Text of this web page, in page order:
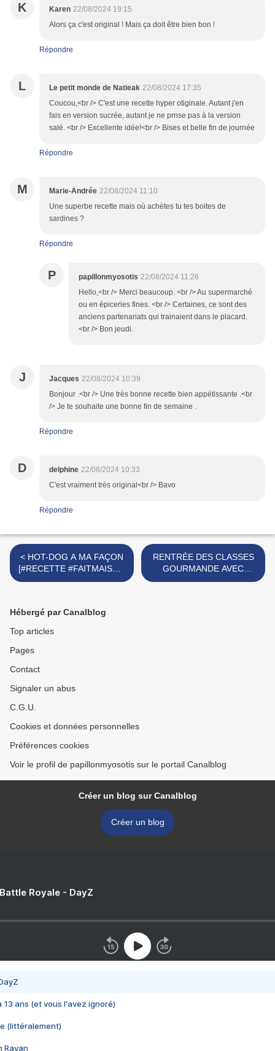
K Karen 22/08/2024 19:15
Alors ça c'est original ! Mais ça doit être bien bon !
Répondre
L Le petit monde de Natieak 22/08/2024 17:35
Coucou,<br /> C'est une recette hyper otiginale. Autant j'en
fais en version sucrée, autant je ne prnse pas à la version
salé. <br /> Excellente idée!<br /> Bises et belle fin de journée
Répondre
M Marie-Andrée 22/08/2024 11:10
Une superbe recette mais où achètes tu tes boites de
sardines ?
Répondre
P papillonmyosotis 22/08/2024 11:26
Hello,<br /> Merci beaucoup. <br /> Au supermarché
ou en épiceries fines. <br /> Certaines, ce sont des
anciens partenariats qui trainaient dans le placard.
<br /> Bon jeudi.
J Jacques 22/08/2024 10:39
Bonjour .<br /> Une très bonne recette bien appétissante .<br
/> Je te souhaite une bonne fin de semaine .
Répondre
D delphine 22/08/2024 10:33
C'est vraiment très original<br /> Bavo
Répondre
< HOT-DOG A MA FAÇON
[#RECETTE #FAITMAISON
#SNACKING]
RENTRÉE DES CLASSES
GOURMANDE AVEC
LEONIDAS [#CHOCOLAT
Hébergé par Canalblog
Top articles
Pages
Contact
Signaler un abus
C.G.U.
Cookies et données personnelles
Préférences cookies
Voir le profil de papillonmyosotis sur le portail Canalblog
Créer un blog sur Canalblog
Créer un blog
Royale - DayZ
13 ans (et vous l'avez ignoré)
(littéralement)
Rayan